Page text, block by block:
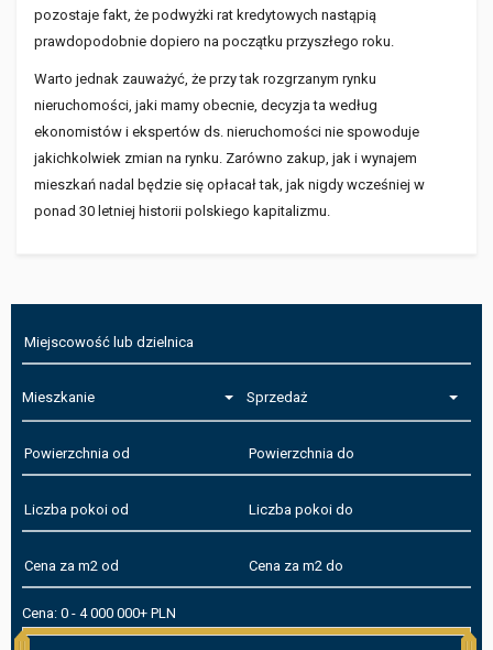
pozostaje fakt, że podwyżki rat kredytowych nastąpią
prawdopodobnie dopiero na początku przyszłego roku.
Warto jednak zauważyć, że przy tak rozgrzanym rynku
nieruchomości, jaki mamy obecnie, decyzja ta według
ekonomistów i ekspertów ds. nieruchomości nie spowoduje
jakichkolwiek zmian na rynku. Zarówno zakup, jak i wynajem
mieszkań nadal będzie się opłacał tak, jak nigdy wcześniej w
ponad 30 letniej historii polskiego kapitalizmu.
Mieszkanie Sprzedaż
Cena: 0 - 4 000 000+ PLN